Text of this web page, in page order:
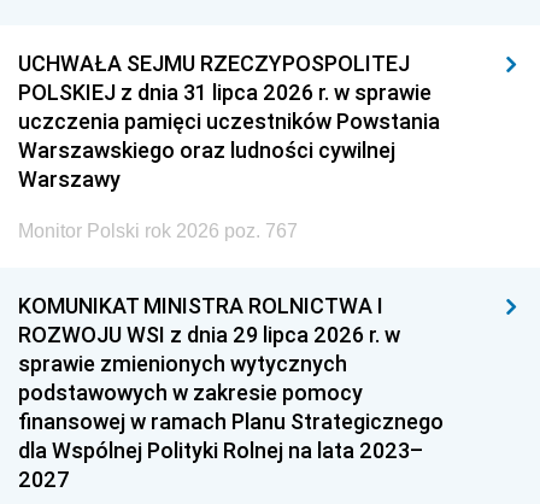
UCHWAŁA SEJMU RZECZYPOSPOLITEJ
POLSKIEJ z dnia 31 lipca 2026 r. w sprawie
uczczenia pamięci uczestników Powstania
Warszawskiego oraz ludności cywilnej
Warszawy
Monitor Polski rok 2026 poz. 767
KOMUNIKAT MINISTRA ROLNICTWA I
ROZWOJU WSI z dnia 29 lipca 2026 r. w
sprawie zmienionych wytycznych
podstawowych w zakresie pomocy
finansowej w ramach Planu Strategicznego
dla Wspólnej Polityki Rolnej na lata 2023–
2027